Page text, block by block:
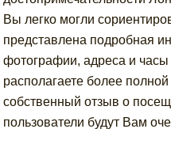
Вы легко могли
представлена подробная
фотографии, адреса и
располагаете более
собственный отзыв о
пользователи будут Вам